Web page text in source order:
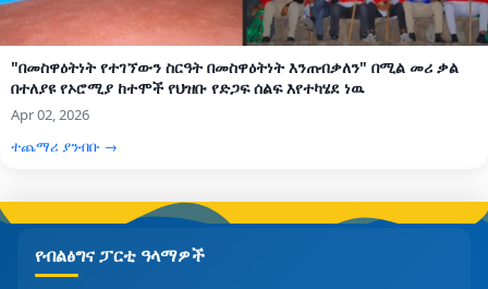
"በመስዋዕትነት የተገኘውን ስርዓት በመስዋዕትነት እንጠብቃለን" በሚል መሪ ቃል
በተለያዩ የኦሮሚያ ከተሞች የህዝቡ የድጋፍ ሰልፍ እየተካሄደ ነዉ
Apr 02, 2026
ተጨማሪ ያንብቡ →
የብልፅግና ፓርቲ ዓላማዎች